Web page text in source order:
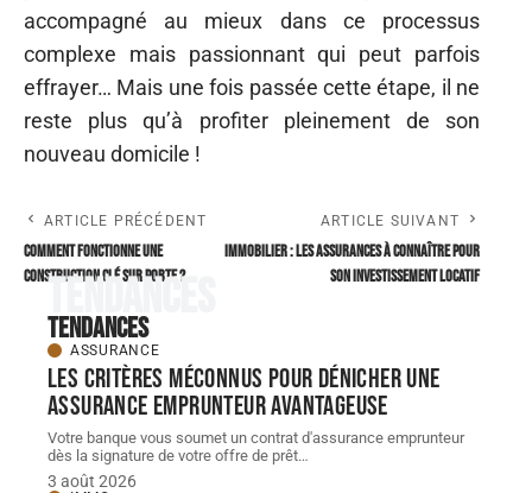
accompagné au mieux dans ce processus
complexe mais passionnant qui peut parfois
effrayer… Mais une fois passée cette étape, il ne
reste plus qu’à profiter pleinement de son
nouveau domicile !
ARTICLE PRÉCÉDENT
Comment fonctionne une
construction clé sur porte ?
ARTICLE SUIVANT
Immobilier : les assurances à connaître pour
son investissement locatif
Tendances
Tendances
ASSURANCE
Les critères méconnus pour dénicher une
assurance emprunteur avantageuse
Votre banque vous soumet un contrat d'assurance emprunteur
dès la signature de votre offre de prêt…
3 août 2026